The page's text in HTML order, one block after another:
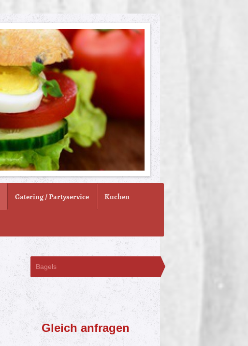
Catering / Partyservice Kuchen
Bagels
Gleich anfragen